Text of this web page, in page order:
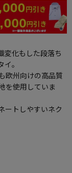
変化もした段落ち
。
欧州向けの高品質
を使用していま
ートしやすいネク